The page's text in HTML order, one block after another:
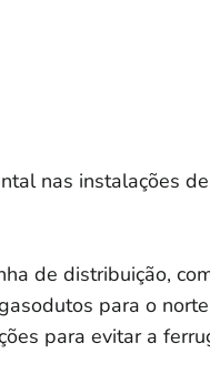
nas instalações
de distribuição,
para o
para evitar a